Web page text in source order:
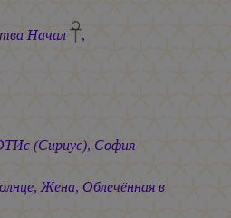
Начал
,
(Сириус), София
Жена, Облечённая в